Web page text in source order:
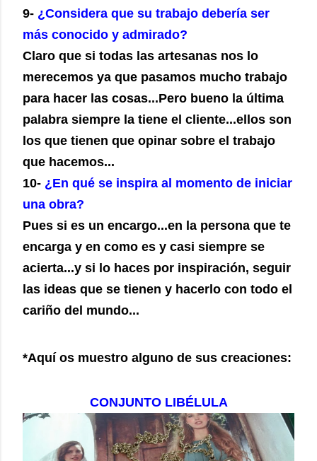
9- ¿Considera que su trabajo debería ser
más conocido y admirado?
Claro que si todas las artesanas nos lo
merecemos ya que pasamos mucho trabajo
para hacer las cosas...Pero bueno la última
palabra siempre la tiene el cliente...ellos son
los que tienen que opinar sobre el trabajo
que hacemos...
10- ¿En qué se inspira al momento de iniciar
una obra?
Pues si es un encargo...en la persona que te
encarga y en como es y casi siempre se
acierta...y si lo haces por inspiración, seguir
las ideas que se tienen y hacerlo con todo el
cariño del mundo...
*Aquí os muestro alguno de sus creaciones:
CONJUNTO LIBÉLULA